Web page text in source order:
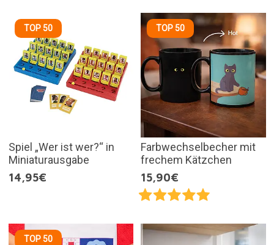
TOP 50
Spiel „Wer ist wer?“ in
Miniaturausgabe
14,95€
TOP 50
Farbwechselbecher mit
frechem Kätzchen
15,90€
TOP 50